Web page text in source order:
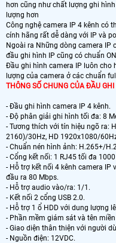
hơn cũng như chất lượng ghi
lượng hơn
Công nghệ camera IP 4 kênh có
cính hãng rất dễ dàng với IP và
Ngoài ra Những dòng camera IP
đầu ghi hình IP cũng có chuẩn
Đầu ghi hình camera IP luôn cho
lượng của camera ở các chuẩn
THÔNG SỐ CHUNG CỦA ĐẦU
- Đầu ghi hình camera IP 4 kênh.
- Độ phân giải ghi hình tối đa: 8
- Tương thích với tín hiệu ngõ ra:
2160)/30Hz, HD 1920x1080/
- Chuẩn nén hình ảnh: H.265+/
- Cổng kết nối: 1 RJ45 tối đa
- Hỗ trợ kết nối 4 kênh camera
đầu ra 80 Mbps.
- Hỗ trợ audio vào/ra: 1/1.
- Kết nối 2 cổng USB 2.0.
- Hỗ trợ 1 ổ HDD với dung lượng
- Phần mềm giám sát và tên
- Giao diện thân thiện với người
- Nguồn điện: 12VDC.